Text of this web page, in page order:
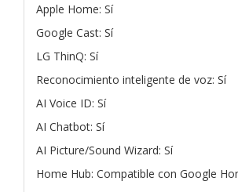
Apple Home: Sí
Google Cast: Sí
LG ThinQ: Sí
Reconocimiento inteligente de voz: Sí
AI Voice ID: Sí
AI Chatbot: Sí
AI Picture/Sound Wizard: Sí
Home Hub: Compatible con Google